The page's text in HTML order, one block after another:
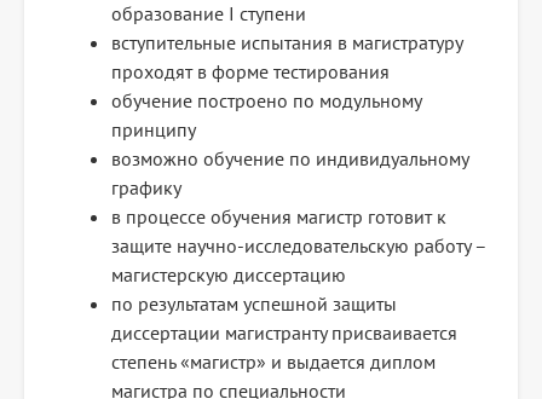
образование I ступени
вступительные испытания в магистратуру
проходят в форме тестирования
обучение построено по модульному
принципу
возможно обучение по индивидуальному
графику
в процессе обучения магистр готовит к
защите научно-исследовательскую работу –
магистерскую диссертацию
по результатам успешной защиты
диссертации магистранту присваивается
степень «магистр» и выдается диплом
магистра по специальности